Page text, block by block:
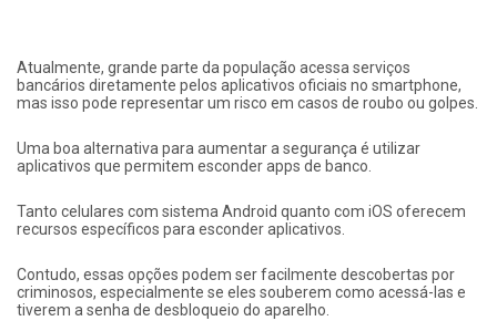
Atualmente, grande parte da população acessa serviços
bancários diretamente pelos aplicativos oficiais no smartphone,
mas isso pode representar um risco em casos de roubo ou golpes.
Uma boa alternativa para aumentar a segurança é utilizar
aplicativos que permitem esconder apps de banco.
Tanto celulares com sistema Android quanto com iOS oferecem
recursos específicos para esconder aplicativos.
Contudo, essas opções podem ser facilmente descobertas por
criminosos, especialmente se eles souberem como acessá-las e
tiverem a senha de desbloqueio do aparelho.